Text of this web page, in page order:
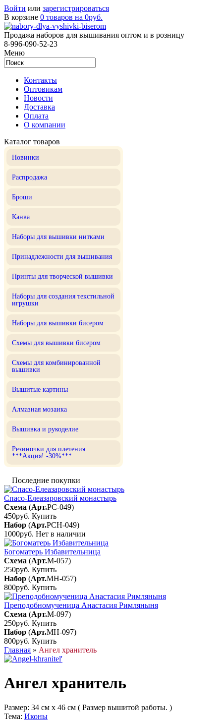
Войти или зарегистрироваться
В корзине 0 товаров на 0руб.
Продажа наборов для вышивания оптом и в розницу
8-996-090-52-23
Меню
Контакты
Оптовикам
Новости
Доставка
Оплата
О компании
Каталог товаров
Новинки
Распродажа
Броши
Канва
Наборы для вышивки нитками
Принадлежности для вышивания
Принты для творческой вышивки
Наборы для создания текстильной
игрушки
Наборы для вышивки бисером
Схемы для вышивки бисером
Схемы для комбинированной
вышивки
Вышитые картины
Алмазная мозаика
Вышивка и рукоделие
Резиночки для плетения
***Акция! -30%***
Последние покупки
Спасо-Елеазаровский монастырь
Схема (Арт.РС-049)
450руб. Купить
Набор (Арт.РСН-049)
1000руб. Нет в наличии
Богоматерь Избавительница
Схема (Арт.М-057)
250руб. Купить
Набор (Арт.МН-057)
800руб. Купить
Преподобномученица Анастасия Римляныня
Схема (Арт.М-097)
250руб. Купить
Набор (Арт.МН-097)
800руб. Купить
Главная » Ангел хранитель
Ангел хранитель
Размер: 34 см x 46 см ( Размер вышитой работы. )
Тема: Иконы